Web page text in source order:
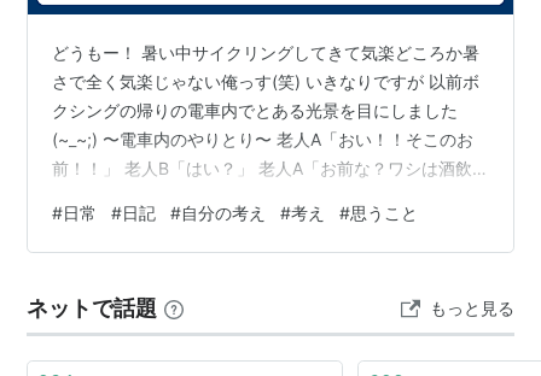
どうもー！ 暑い中サイクリングしてきて気楽どころか暑
さで全く気楽じゃない俺っす(笑) いきなりですが 以前ボ
クシングの帰りの電車内でとある光景を目にしました
(~_~;) 〜電車内のやりとり〜 老人A「おい！！そこのお
前！！」 老人B「はい？」 老人A「お前な？ワシは酒飲
ホ！！」 老人B「は？」 老人A「このドアホ！！」 いや
ぁなんというかお子様には見せられへんよろしくない光
害」とかの言葉が出ちゃうものですが、実は最近になっ
て何故「老害」という言葉が生まれたのかってのが頭に
浮かんだんですよね。歳取って…
#日常 #日記 #自分の考え #考え #思うこと
ネットで話題 もっと見る